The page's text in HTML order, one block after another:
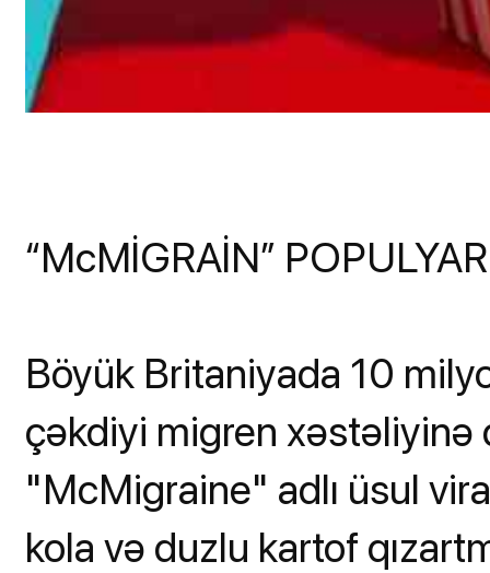
“McMİGRAİN”
Böyük Britaniyada 10
çəkdiyi migren xəstəliyinə
"McMigraine" adlı üsul
kola və duzlu kartof